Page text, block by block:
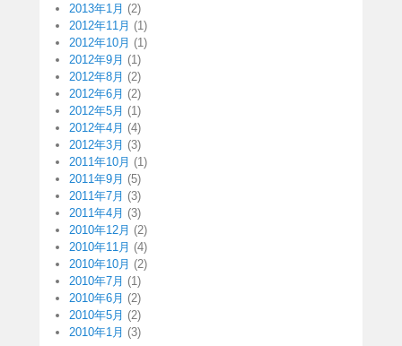
2013年1月 (2)
2012年11月 (1)
2012年10月 (1)
2012年9月 (1)
2012年8月 (2)
2012年6月 (2)
2012年5月 (1)
2012年4月 (4)
2012年3月 (3)
2011年10月 (1)
2011年9月 (5)
2011年7月 (3)
2011年4月 (3)
2010年12月 (2)
2010年11月 (4)
2010年10月 (2)
2010年7月 (1)
2010年6月 (2)
2010年5月 (2)
2010年1月 (3)